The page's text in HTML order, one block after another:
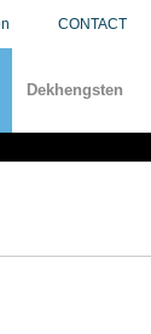
CONTACT
Dekhengsten